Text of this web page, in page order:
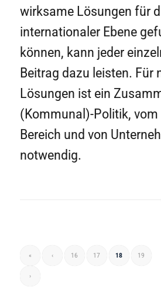
wirksame Lösungen für
internationaler Ebene
können, kann jeder
Beitrag dazu leisten. Für
Lösungen ist ein
(Kommunal)-Politik, vom
Bereich und von
notwendig.
« ‹ 16 17 18 19
›